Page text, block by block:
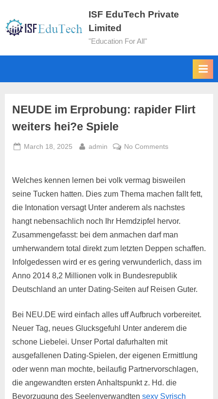
ISF EduTech Private
Limited
"Education For All"
NEUDE im Erprobung: rapider Flirt
weiters hei?e Spiele
March 18, 2025 admin No Comments
Welches kennen lernen bei volk vermag bisweilen
seine Tucken hatten. Dies zum Thema machen fallt fett,
die Intonation versagt Unter anderem als nachstes
hangt nebensachlich noch Ihr Hemdzipfel hervor.
Zusammengefasst: bei dem anmachen darf man
umherwandern total direkt zum letzten Deppen schaffen.
Infolgedessen wird er es gering verwunderlich, dass im
Anno 2014 8,2 Millionen volk in Bundesrepublik
Deutschland an unter Dating-Seiten auf Reisen Guter.
Bei NEU.DE wird einfach alles uff Aufbruch vorbereitet.
Neuer Tag, neues Glucksgefuhl Unter anderem die
schone Liebelei. Unser Portal dafurhalten mit
ausgefallenen Dating-Spielen, der eigenen Ermittlung
oder wenn man mochte, beilaufig Partnervorschlagen,
die angewandten ersten Anhaltspunkt z. Hd. die
Bevorzugung des Seelenverwandten sexy Syrisch